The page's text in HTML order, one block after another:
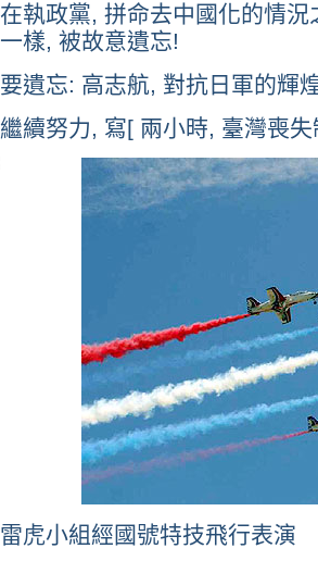
在執政黨, 拼命去中國化的情
一樣, 被故意遺忘!
要遺忘: 高志航, 對抗日軍的輝
繼續努力, 寫[ 兩小時, 臺灣喪
雷虎小組經國號特技飛行表演